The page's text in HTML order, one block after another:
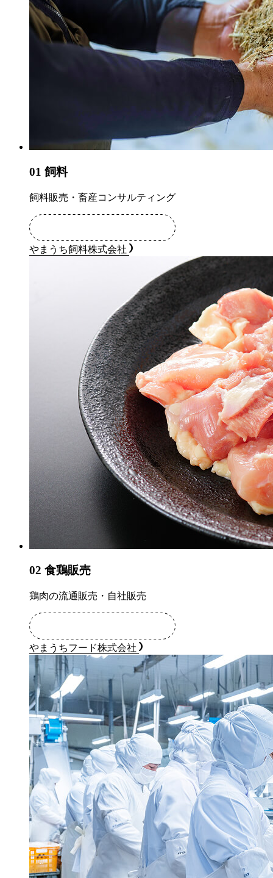
01 飼料
飼料販売・畜産コンサルティング
やまうち飼料株式会社
02 食鶏販売
鶏肉の流通販売・自社販売
やまうちフード株式会社